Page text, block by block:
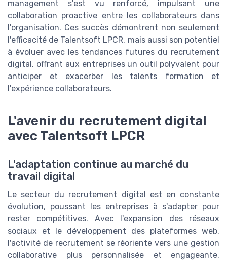
management s'est vu renforcé, impulsant une
collaboration proactive entre les collaborateurs dans
l'organisation. Ces succès démontrent non seulement
l'efficacité de Talentsoft LPCR, mais aussi son potentiel
à évoluer avec les tendances futures du recrutement
digital, offrant aux entreprises un outil polyvalent pour
anticiper et exacerber les talents formation et
l'expérience collaborateurs.
L'avenir du recrutement digital
avec Talentsoft LPCR
L'adaptation continue au marché du
travail digital
Le secteur du recrutement digital est en constante
évolution, poussant les entreprises à s'adapter pour
rester compétitives. Avec l'expansion des réseaux
sociaux et le développement des plateformes web,
l'activité de recrutement se réoriente vers une gestion
collaborative plus personnalisée et engageante.